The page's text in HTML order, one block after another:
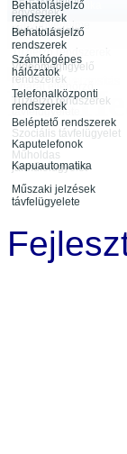
egységek
vagyonvédelme
Rendészeti
tevékenység
Rendezvénybiztosítás
Behatolásjelző
rendszerek
távfelügyelete
Tűzjelző rendszerek
távfelügyelete
Őrjárat ellenőrző
rendszerek
távfelügyelete
Szociális távfelügyelet
Műholdas
járműfelügyelet
Műszaki jelzések
távfelügyelete
Biztonságtechnika
Behatolásjelző
rendszerek
Videómegfigyelő
rendszerek
Tűzjelző rendszerek
Beléptető rendszerek
Kaputelefonok
Kapuautomatika
Infokommunikáció
Számítógépes
hálózatok
Telefonalközponti
rendszerek